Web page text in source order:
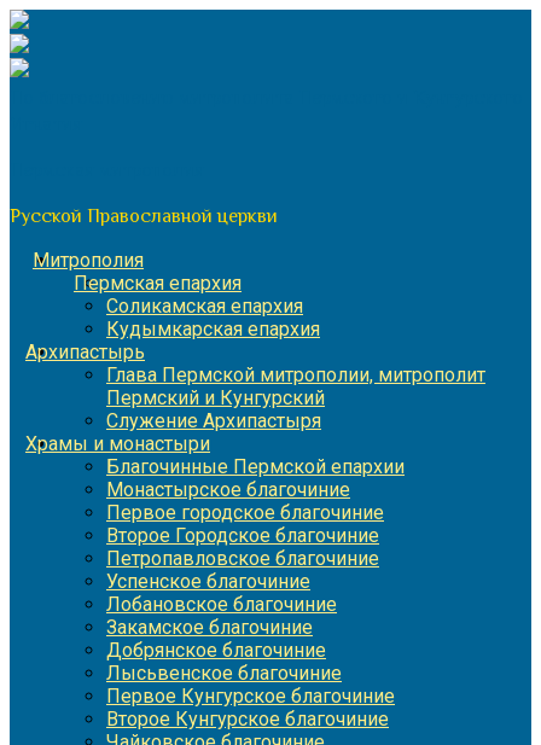
Перейти
к
содержимому
Русской Православной церкви
Митрополия
Пермская епархия
Соликамская епархия
Кудымкарская епархия
Архипастырь
Глава Пермской митрополии, митрополит
Пермский и Кунгурский
Служение Архипастыря
Храмы и монастыри
Благочинные Пермской епархии
Монастырское благочиние
Первое городское благочиние
Второе Городское благочиние
Петропавловское благочиние
Успенское благочиние
Лобановское благочиние
Закамское благочиние
Добрянское благочиние
Лысьвенское благочиние
Первое Кунгурское благочиние
Второе Кунгурское благочиние